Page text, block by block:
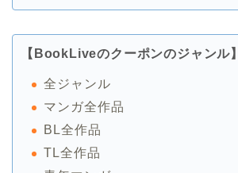
【BookLiveのクーポンのジャンル】
全ジャンル
マンガ全作品
BL全作品
TL全作品